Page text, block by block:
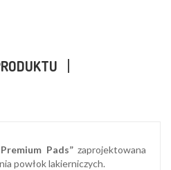
Pads”zaprojektowana
powłok lakierniczych.